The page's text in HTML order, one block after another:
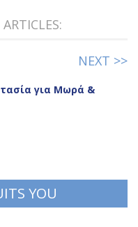
NEXT >>
για Μωρά &
YOU